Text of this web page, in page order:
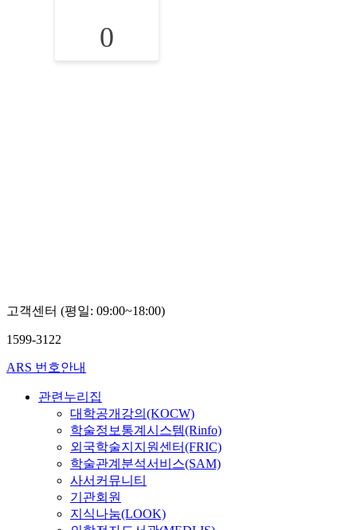
0
고객센터 (평일: 09:00~18:00)
1599-3122
ARS 번호안내
관련누리집
대학공개강의(KOCW)
학술정보통계시스템(Rinfo)
외국학술지지원센터(FRIC)
학술관계분석서비스(SAM)
사서커뮤니티
기관회원
지식나눔(LOOK)